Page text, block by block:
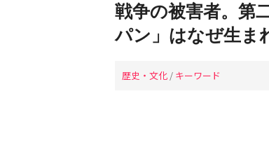
戦争の被害者。第
パン」はなぜ生ま
歴史・文化 / キーワード